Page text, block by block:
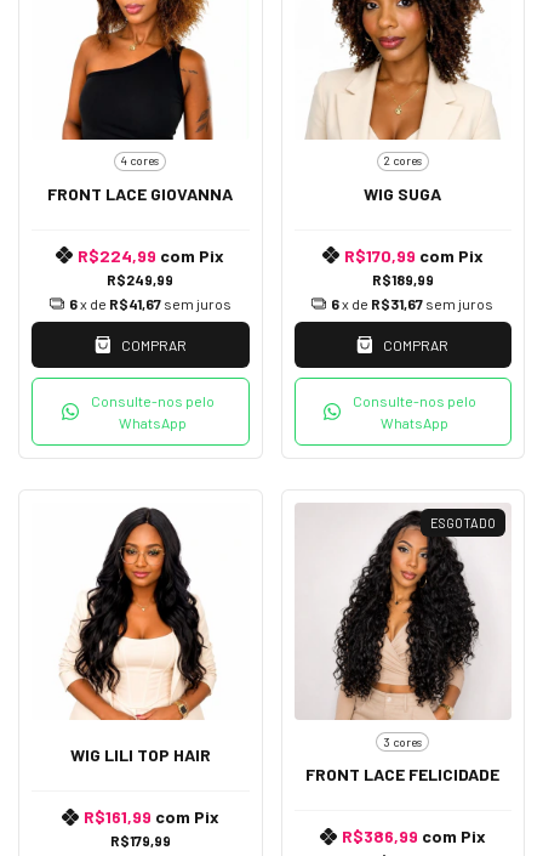
4 cores
FRONT LACE GIOVANNA
R$249,99
R$224,99 com Pix
6x de R$41,67 sem juros
COMPRAR
Consulte-nos pelo
WhatsApp
2 cores
WIG SUGA
R$189,99
R$170,99 com Pix
6x de R$31,67 sem juros
COMPRAR
Consulte-nos pelo
WhatsApp
WIG LILI TOP HAIR
R$179,99
R$161,99 com Pix
ESGOTADO
3 cores
FRONT LACE FELICIDADE
R$386,99 com Pix